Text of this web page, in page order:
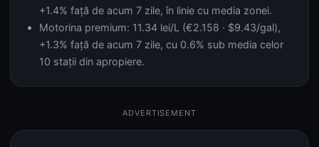
+1.4% față de acum 7 zile, în linie cu media zonei.
Motorina premium: 11.34 lei/L (€2.158 · $9.43/gal),
+1.3% față de acum 7 zile, cu 0.6% sub media celor
10 stații din apropiere.
ADVERTISEMENT